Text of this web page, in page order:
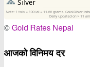
©Gold Rates Nepal
आजको विनिमय दर